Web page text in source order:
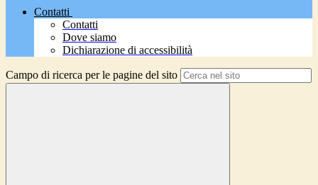
Contatti
Contatti
Dove siamo
Dichiarazione di accessibilità
Campo di ricerca per le pagine del sito